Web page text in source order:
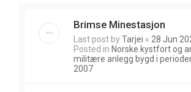
Brimse Minestasjon
Last post byTarjei « 28 Jun
Posted in Norske kystfort og
militære anlegg bygd i
2007